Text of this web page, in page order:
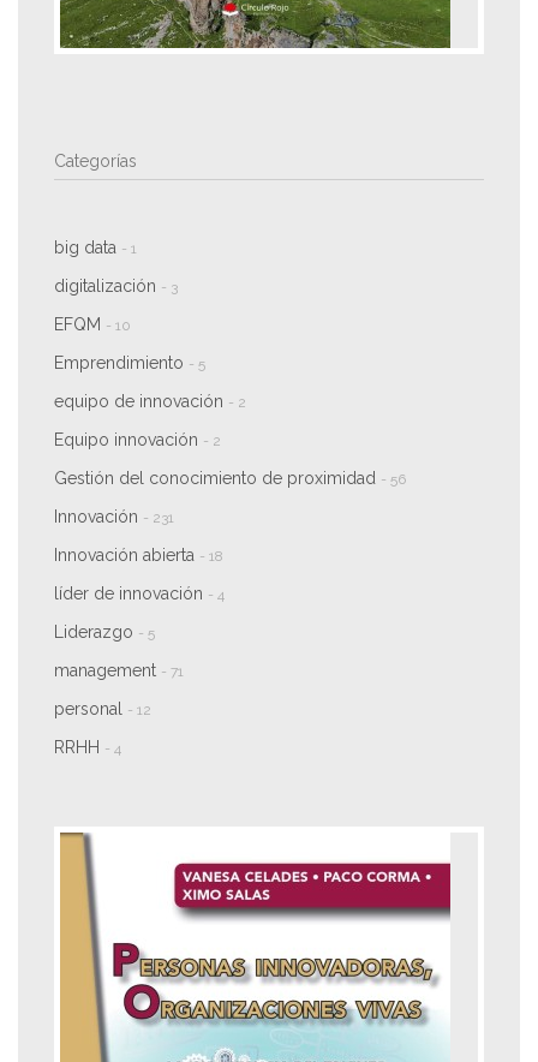
Categorías
big data - 1
digitalización - 3
EFQM - 10
Emprendimiento - 5
equipo de innovación - 2
Equipo innovación - 2
Gestión del conocimiento de proximidad - 56
Innovación - 231
Innovación abierta - 18
líder de innovación - 4
Liderazgo - 5
management - 71
personal - 12
RRHH - 4